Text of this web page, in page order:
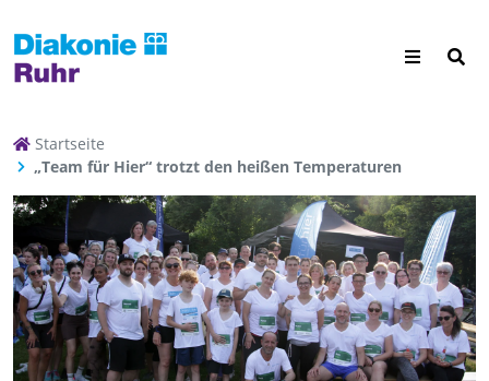
Startseite
„Team für Hier“ trotzt den heißen Temperaturen